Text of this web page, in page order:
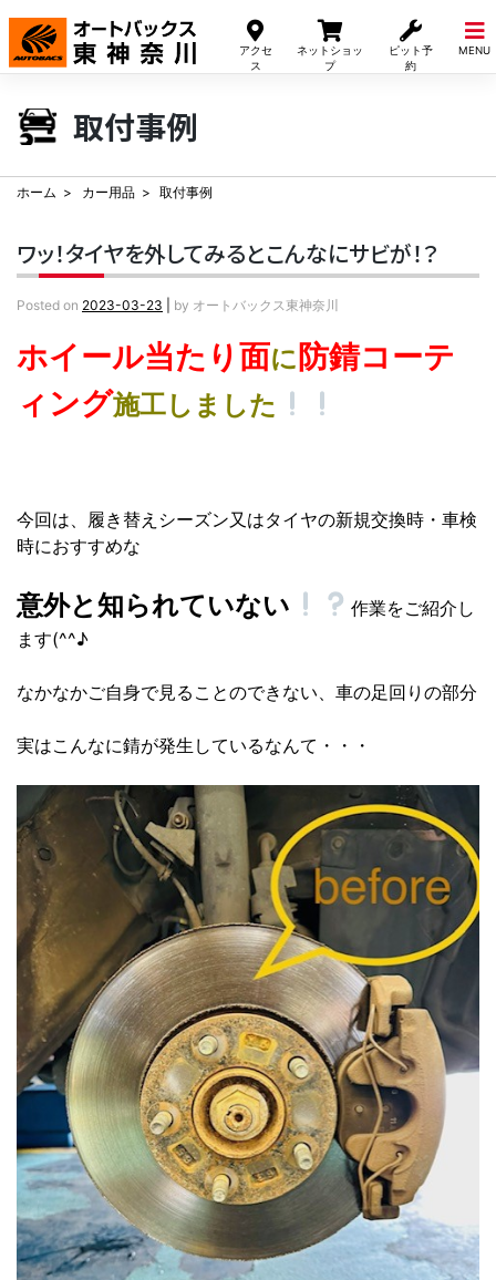
アクセ
ス
ネットショッ
プ
ピット予
約
MENU
Skip
content
取付事例
ホーム カー用品 取付事例
ワッ！タイヤを外してみるとこんなにサビが！？
Posted on 2023-03-23 by オートバックス東神奈川
ホイール当たり面に防錆コーテ
ィング施工しました
今回は、履き替えシーズン又はタイヤの新規交換時・車検
時におすすめな
意外と知られていない
作業をご紹介し
ます(^^♪
なかなかご自身で見ることのできない、車の足回りの部分
実はこんなに錆が発生しているなんて・・・